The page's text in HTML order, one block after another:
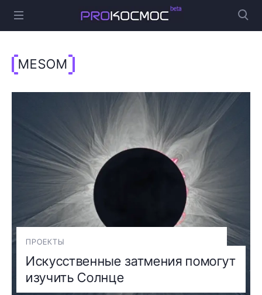
MESOM
ПРОЕКТЫ
Искусственные затмения помогут
изучить Солнце